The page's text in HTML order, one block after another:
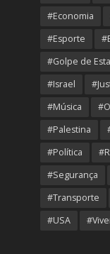
#Economia
#Esporte
#Golpe de
#Israel
#Música
#Palestina
#Política
#Segurança
#Transporte
#USA